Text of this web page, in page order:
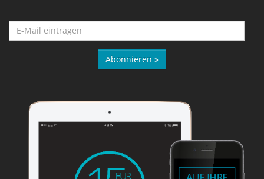
Abonnieren »